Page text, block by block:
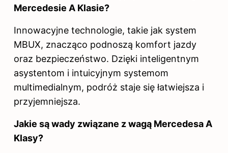
Mercedesie A Klasie?
Innowacyjne technologie, takie jak system
MBUX, znacząco podnoszą komfort jazdy
oraz bezpieczeństwo. Dzięki inteligentnym
asystentom i intuicyjnym systemom
multimedialnym, podróż staje się łatwiejsza i
przyjemniejsza.
Jakie są wady związane z wagą Mercedesa A
Klasy?